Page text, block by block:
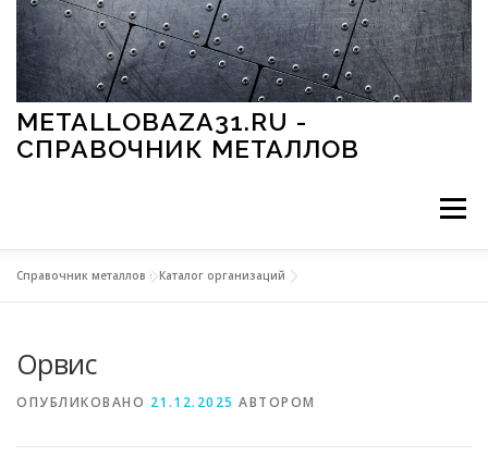
Перейти к содержимому
METALLOBAZA31.RU -
СПРАВОЧНИК МЕТАЛЛОВ
Меню
МЕТАЛЛЫ И ОКРУЖАЮЩАЯ СРЕДА
Справочник металлов »Каталог организаций
Орвис
ОПУБЛИКОВАНО 21.12.2025 АВТОРОМ